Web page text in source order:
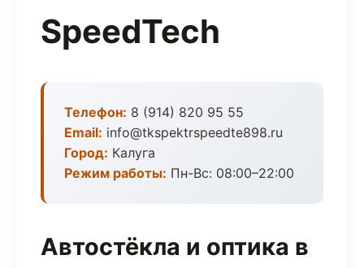
SpeedTech
Телефон: 8 (914) 820 95 55
Email: info@tkspektrspeedte898.ru
Город: Калуга
Режим работы: Пн-Вс: 08:00–22:00
Автостёкла и оптика в